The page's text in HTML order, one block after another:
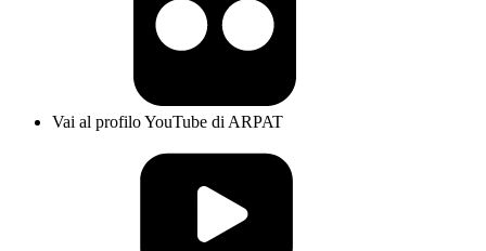
Vai al profilo YouTube di ARPAT